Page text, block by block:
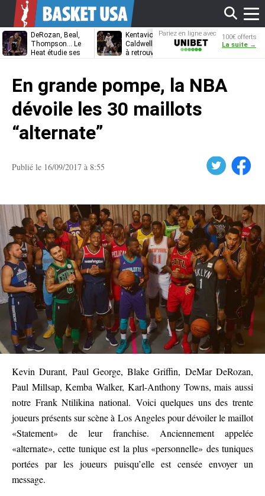
DeRozan, Beal,
Thompson… Le
Heat étudie ses
Kentavious
Caldwell-Pope prêt
à retrouver LeBron
Jonathan
Kuminga, le
Pariez en ligne avec
Unibet
100€ offerts
La suite →
En grande pompe, la NBA
dévoile les 30 maillots
“alternate”
Publié le 16/09/2017 à 8:55 Facebook
Kevin Durant, Paul George, Blake Griffin, DeMar DeRozan,
Paul Millsap, Kemba Walker, Karl-Anthony Towns, mais aussi
notre Frank Ntilikina national. Voici quelques uns des trente
joueurs présents sur scène à Los Angeles pour dévoiler le maillot
«Statement» de leur franchise. Anciennement appelée
«alternate», cette tunique est la plus «personnelle» des tuniques
portées par les joueurs puisqu’elle est censée envoyer un
message.